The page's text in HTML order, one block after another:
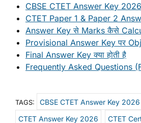
CBSE CTET Answer Key
CTET Paper 1 & Paper 2
Answer Key से Marks कैसे
Provisional Answer Key पर
Final Answer Key क्या होती है
Frequently Asked Questions
TAGS:
CBSE CTET Answer Key 2026
CTET Answer Key 2026
CTET